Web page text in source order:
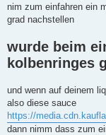
nim zum einfahren ein
grad nachstellen
wurde beim
kolbenringes
und wenn auf deinem
also diese sauce
https://
dann nimm dass zum